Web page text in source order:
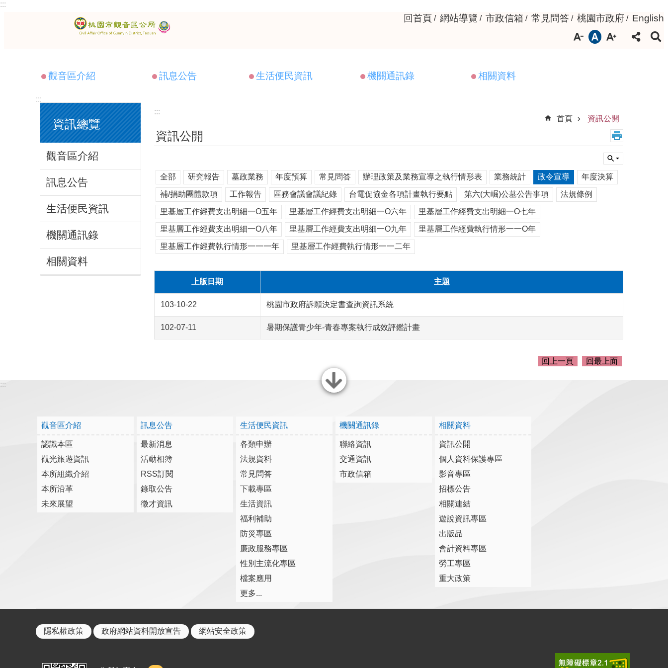
跳到主要內容區塊
:::
回首頁 網站導覽 市政信箱 常見問答 桃園市政府 English
觀音區介紹 訊息公告 生活便民資訊 機關通訊錄 相關資料
:::
資訊總覽
觀音區介紹
訊息公告
生活便民資訊
機關通訊錄
相關資料
:::
首頁
資訊公開
資訊公開
全部 研究報告 墓政業務 年度預算 常見問答 辦理政策及業務宣導之執行情形表 業務統計 政令宣導 年度決算
補/捐助團體款項 工作報告 區務會議會議紀錄 台電促協金各項計畫執行要點 第六(大崛)公墓公告事項 法規條例
里基層工作經費支出明細一O五年 里基層工作經費支出明細一O六年 里基層工作經費支出明細一O七年
里基層工作經費支出明細一O八年 里基層工作經費支出明細一O九年 里基層工作經費執行情形一一O年
里基層工作經費執行情形一一一年 里基層工作經費執行情形一一二年
上版日期 主題
103-10-22 桃園市政府訴願決定書查詢資訊系統
102-07-11 暑期保護青少年-青春專案執行成效評鑑計畫
回上一頁 回最上面
關閉
:::
觀音區介紹
認識本區
觀光旅遊資訊
本所組織介紹
本所沿革
未來展望
訊息公告
最新消息
活動相簿
RSS訂閱
錄取公告
徵才資訊
生活便民資訊
各類申辦
法規資料
常見問答
下載專區
生活資訊
福利補助
防災專區
廉政服務專區
性別主流化專區
檔案應用
更多...
機關通訊錄
聯絡資訊
交通資訊
市政信箱
相關資料
資訊公開
個人資料保護專區
影音專區
招標公告
相關連結
遊說資訊專區
出版品
會計資料專區
勞工專區
重大政策
隱私權政策 政府網站資料開放宣告 網站安全政策